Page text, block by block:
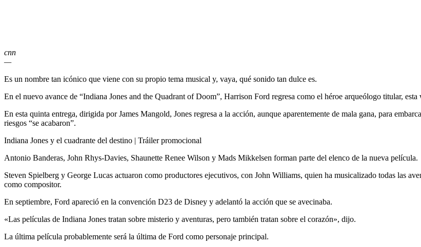
cnn
—
Es un nombre tan icónico que viene con su propio tema musical y, vaya, qué sonido tan dulce es.
En el nuevo avance de “Indiana Jones and the Quadrant of Doom”, Harrison Ford regresa como el héroe arqueólogo titular,
En esta quinta entrega, dirigida por James Mangold, Jones regresa a la acción, aunque aparentemente de mala gana, para
riesgos “se acabaron”.
Indiana Jones y el cuadrante del destino | Tráiler promocional
Antonio Banderas, John Rhys-Davies, Shaunette Renee Wilson y Mads Mikkelsen forman parte del elenco de la nueva película.
Steven Spielberg y George Lucas actuaron como productores ejecutivos, con John Williams, quien ha musicalizado todas las
como compositor.
En septiembre, Ford apareció en la convención D23 de Disney y adelantó la acción que se avecinaba.
«Las películas de Indiana Jones tratan sobre misterio y aventuras, pero también tratan sobre el corazón», dijo.
La última película probablemente será la última de Ford como personaje principal.